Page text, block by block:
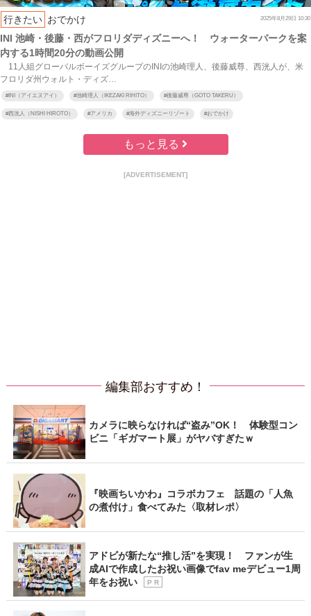
行きたい おでかけ 2025年8月29日 10:30
INI 池崎・後藤・西がフロリダディズニーへ！ ウォーターパークを案
内する1時間20分の動画公開
11人組グローバルボーイズグループのINIの池崎理人、後藤威尊、西洸人が、米
フロリダ州ウォルト・ディズ…
#INI（アイエヌアイ） #池崎理人（IKEZAKI RIHITO） #後藤威尊（GOTO TAKERU）
#西洸人（NISHI HIROTO） #アメリカ #海外ディズニーリゾート #おでかけ
もっと見る
[ADVERTISEMENT]
編集部おすすめ！
カメラに映らなければ“盗み”OK！ 体験型コン
ビニ「ギガマート展」がヤバすぎたｗ
『映画ちいかわ』コラボカフェ 話題の「人魚
の煮付け」食べてみた〈取材レポ〉
アドビが新たな“推し活”を実現！ ファンが生
成AIで作成したお祝い画像でfav meデビュー1周
年をお祝い
P R